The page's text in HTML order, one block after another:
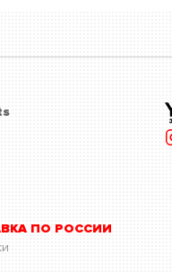
ПО РОССИИ